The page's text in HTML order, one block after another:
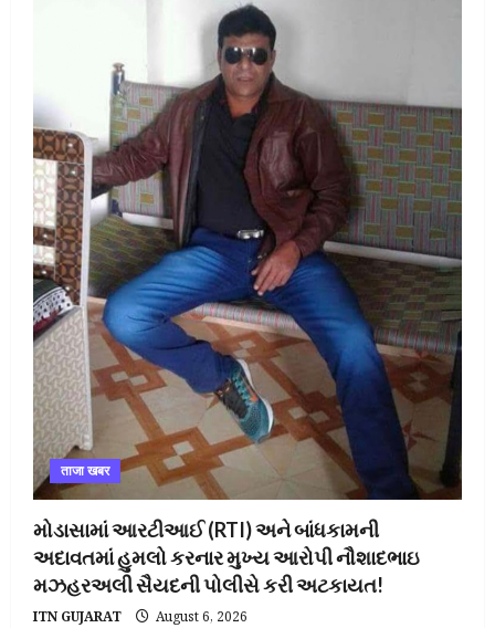
ताजा खबर
મોડાસામાં આરટીઆઈ (RTI) અને બાંધકામની
અદાવતમાં હુમલો કરનાર મુખ્ય આરોપી નૌશાદભાઇ
મઝહરઅલી સૈયદની પોલીસે કરી અટકાયત!
ITN GUJARAT August 6, 2026